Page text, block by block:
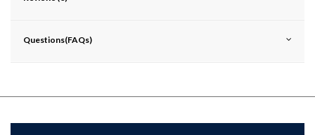
Questions(FAQs)